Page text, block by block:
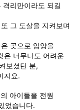
리만이라도 되길
그 도살을 지켜보며
곳으로 입양을
은 너무나도 어려운
보셨던 분,
지요.
아이들을 전원
었습니다.